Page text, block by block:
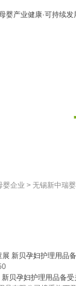
婴产业健康·可持续发
婴企业 > 无锡新中瑞
贝孕妇护理用品备受